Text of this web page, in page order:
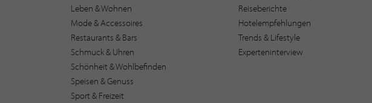
Leben & Wohnen
Mode & Accessoires
Restaurants & Bars
Schmuck & Uhren
Schönheit & Wohlbefinden
Speisen & Genuss
Sport & Freizeit
Reiseberichte
Hotelempfehlungen
Trends & Lifestyle
Experteninterview